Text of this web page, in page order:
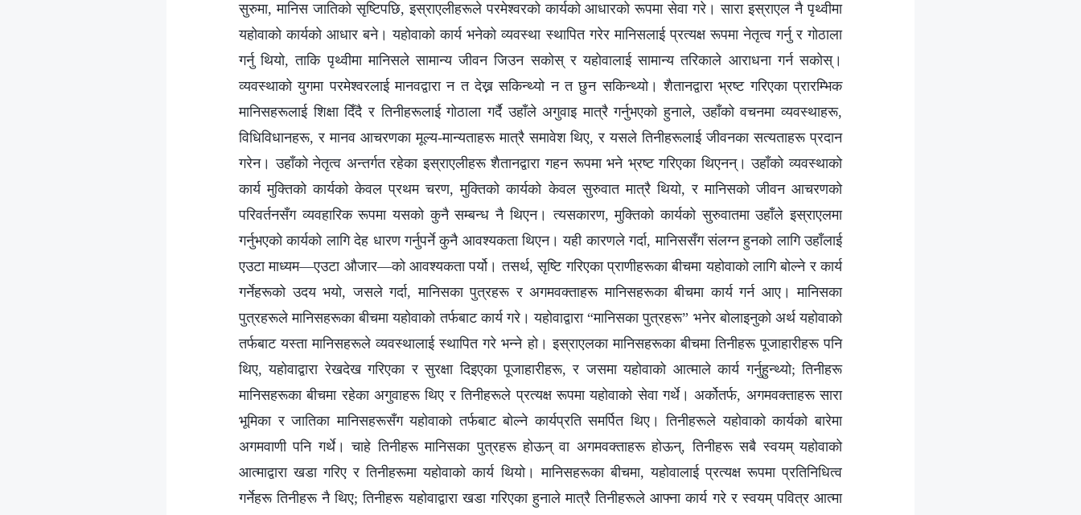
सुरुमा, मानिस जातिको सृष्टिपछि, इस्राएलीहरूले परमेश्‍वरको कार्यको आधारको रूपमा सेवा गरे। सारा इस्राएल नै पृथ्वीमा
यहोवाको कार्यको आधार बने। यहोवाको कार्य भनेको व्यवस्था स्थापित गरेर मानिसलाई प्रत्यक्ष रूपमा नेतृत्व गर्नु र गोठाला
गर्नु थियो, ताकि पृथ्वीमा मानिसले सामान्य जीवन जिउन सकोस् र यहोवालाई सामान्य तरिकाले आराधना गर्न सकोस्।
व्यवस्थाको युगमा परमेश्‍वरलाई मानवद्वारा न त देख्न सकिन्थ्यो न त छुन सकिन्थ्यो। शैतानद्वारा भ्रष्ट गरिएका प्रारम्भिक
मानिसहरूलाई शिक्षा दिँदै र तिनीहरूलाई गोठाला गर्दै उहाँले अगुवाइ मात्रै गर्नुभएको हुनाले, उहाँको वचनमा व्यवस्थाहरू,
विधिविधानहरू, र मानव आचरणका मूल्य-मान्यताहरू मात्रै समावेश थिए, र यसले तिनीहरूलाई जीवनका सत्यताहरू प्रदान
गरेन। उहाँको नेतृत्व अन्तर्गत रहेका इस्राएलीहरू शैतानद्वारा गहन रूपमा भने भ्रष्ट गरिएका थिएनन्। उहाँको व्यवस्थाको
कार्य मुक्तिको कार्यको केवल प्रथम चरण, मुक्तिको कार्यको केवल सुरुवात मात्रै थियो, र मानिसको जीवन आचरणको
परिवर्तनसँग व्यवहारिक रूपमा यसको कुनै सम्बन्ध नै थिएन। त्यसकारण, मुक्तिको कार्यको सुरुवातमा उहाँले इस्राएलमा
गर्नुभएको कार्यको लागि देह धारण गर्नुपर्ने कुनै आवश्यकता थिएन। यही कारणले गर्दा, मानिससँग संलग्न हुनको लागि उहाँलाई
एउटा माध्यम—एउटा औजार—को आवश्यकता पर्यो। तसर्थ, सृष्टि गरिएका प्राणीहरूका बीचमा यहोवाको लागि बोल्ने र कार्य
गर्नेहरूको उदय भयो, जसले गर्दा, मानिसका पुत्रहरू र अगमवक्ताहरू मानिसहरूका बीचमा कार्य गर्न आए। मानिसका
पुत्रहरूले मानिसहरूका बीचमा यहोवाको तर्फबाट कार्य गरे। यहोवाद्वारा “मानिसका पुत्रहरू” भनेर बोलाइनुको अर्थ यहोवाको
तर्फबाट यस्ता मानिसहरूले व्यवस्थालाई स्थापित गरे भन्‍ने हो। इस्राएलका मानिसहरूका बीचमा तिनीहरू पूजाहारीहरू पनि
थिए, यहोवाद्वारा रेखदेख गरिएका र सुरक्षा दिइएका पूजाहारीहरू, र जसमा यहोवाको आत्माले कार्य गर्नुहुन्थ्यो; तिनीहरू
मानिसहरूका बीचमा रहेका अगुवाहरू थिए र तिनीहरूले प्रत्यक्ष रूपमा यहोवाको सेवा गर्थे। अर्कोतर्फ, अगमवक्ताहरू सारा
भूमिका र जातिका मानिसहरूसँग यहोवाको तर्फबाट बोल्ने कार्यप्रति समर्पित थिए। तिनीहरूले यहोवाको कार्यको बारेमा
अगमवाणी पनि गर्थे। चाहे तिनीहरू मानिसका पुत्रहरू होऊन्‌ वा अगमवक्ताहरू होऊन्‌, तिनीहरू सबै स्वयम्‌ यहोवाको
आत्माद्वारा खडा गरिए र तिनीहरूमा यहोवाको कार्य थियो। मानिसहरूका बीचमा, यहोवालाई प्रत्यक्ष रूपमा प्रतिनिधित्व
गर्नेहरू तिनीहरू नै थिए; तिनीहरू यहोवाद्वारा खडा गरिएका हुनाले मात्रै तिनीहरूले आफ्ना कार्य गरे र स्वयम् पवित्र आत्मा